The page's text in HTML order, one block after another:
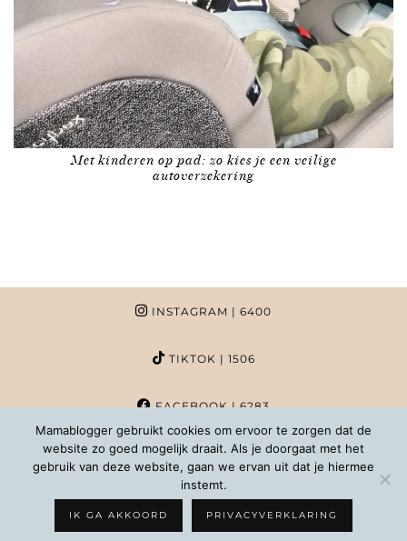
Met kinderen op pad: zo kies je een veilige
autoverzekering
INSTAGRAM | 6400
TIKTOK | 1506
FACEBOOK| 6283
PINTEREST | 1020
WORDPRESS THEMES BYpipdig
Mamablogger gebruikt cookies om ervoor te zorgen dat de
website zo goed mogelijk draait. Als je doorgaat met het
gebruik van deze website, gaan we ervan uit dat je hiermee
instemt.
IK GA AKKOORD PRIVACYVERKLARING